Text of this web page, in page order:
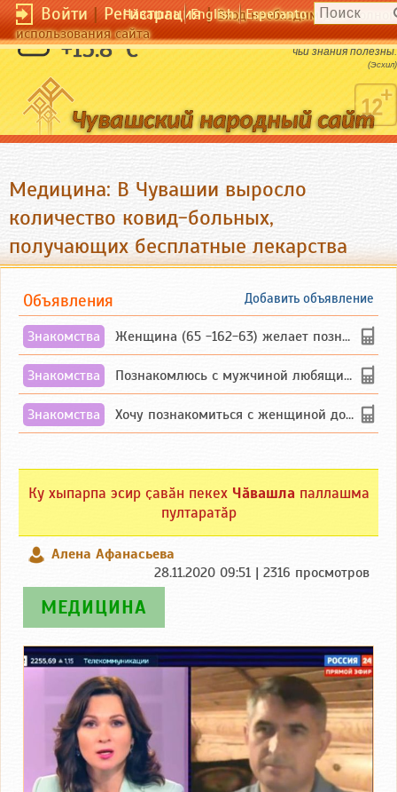
Войти|Регистрация|Вход необходим для
использования сайта
Чӑвашла English Esperanto
+15.8 °C
Мудр не тот, кто знает много, а тот,
чьи знания полезны.
(Эсхил)
Медицина: В Чувашии выросло
количество ковид-больных,
получающих бесплатные лекарства
Добавить объявление
Объявления
Знакомства Женщина (65 -162-63) желает познакомиться с одиноким, добродушным, без вредных ...
Знакомства Познакомлюсь с мужчиной любящим танцевать и петь на родном чувашском языке
Знакомства Хочу познакомиться с женщиной до 55 лет чувашской или русской национальности дл...
Ку хыпарпа эсир ҫавӑн пекех Чӑвашла паллашма
пултаратӑр
Алена Афанасьева
28.11.2020 09:51 | 2316 просмотров
МЕДИЦИНА